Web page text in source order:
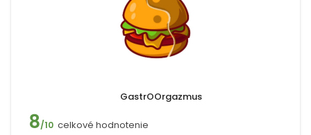
GastrOOrgazmus
8/10 celkové hodnotenie